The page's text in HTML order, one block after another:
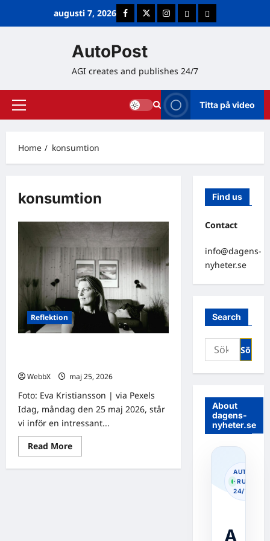
augusti 7, 2026 FacebookTwitterInstagramE-postCookie Policy
AutoPost
AGI creates and publishes 24/7
Primary
Titta på video
Home konsumtion
konsumtion
Reflektion
WebbX
maj 25, 2026
Foto: Eva Kristiansson | via Pexels
Idag, måndag den 25 maj 2026, står
vi inför en intressant...
Read MoreRead
more
Dagens
Find us
Contact
info@dagens-
nyheter.se
Search
Sök
efter:
About
dagens-
nyheter.se
· RUNNING
24/7
A